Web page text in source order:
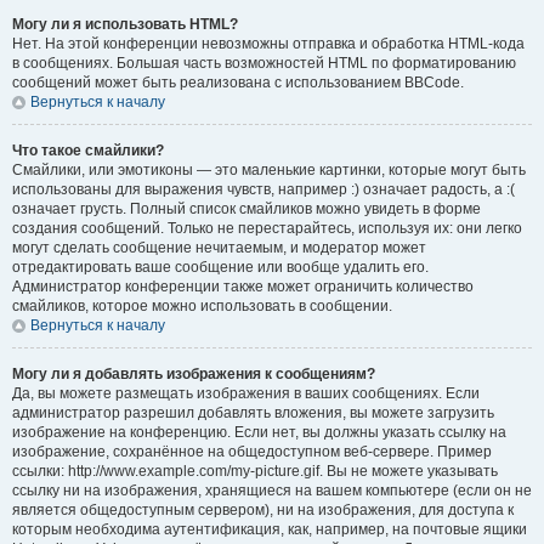
Могу ли я использовать HTML?
Нет. На этой конференции невозможны отправка и обработка HTML-кода
в сообщениях. Большая часть возможностей HTML по форматированию
сообщений может быть реализована с использованием BBCode.
Вернуться к началу
Что такое смайлики?
Смайлики, или эмотиконы — это маленькие картинки, которые могут быть
использованы для выражения чувств, например :) означает радость, а :(
означает грусть. Полный список смайликов можно увидеть в форме
создания сообщений. Только не перестарайтесь, используя их: они легко
могут сделать сообщение нечитаемым, и модератор может
отредактировать ваше сообщение или вообще удалить его.
Администратор конференции также может ограничить количество
смайликов, которое можно использовать в сообщении.
Вернуться к началу
Могу ли я добавлять изображения к сообщениям?
Да, вы можете размещать изображения в ваших сообщениях. Если
администратор разрешил добавлять вложения, вы можете загрузить
изображение на конференцию. Если нет, вы должны указать ссылку на
изображение, сохранённое на общедоступном веб-сервере. Пример
ссылки: http://www.example.com/my-picture.gif. Вы не можете указывать
ссылку ни на изображения, хранящиеся на вашем компьютере (если он не
является общедоступным сервером), ни на изображения, для доступа к
которым необходима аутентификация, как, например, на почтовые ящики